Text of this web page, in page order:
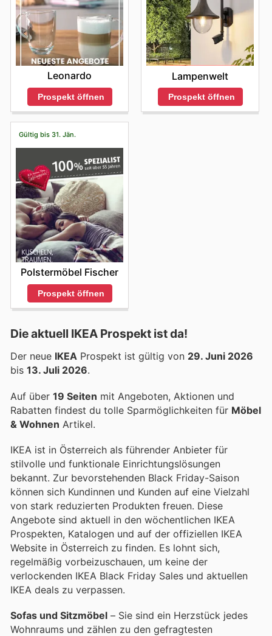
Leonardo
Prospekt öffnen
Lampenwelt
Prospekt öffnen
Gültig bis 31. Jän.
Polstermöbel Fischer
Prospekt öffnen
Die aktuell IKEA Prospekt ist da!
Der neue IKEA Prospekt ist gültig von 29. Juni 2026
bis 13. Juli 2026.
Auf über 19 Seiten mit Angeboten, Aktionen und
Rabatten findest du tolle Sparmöglichkeiten für Möbel
& Wohnen Artikel.
IKEA ist in Österreich als führender Anbieter für
stilvolle und funktionale Einrichtungslösungen
bekannt. Zur bevorstehenden Black Friday-Saison
können sich Kundinnen und Kunden auf eine Vielzahl
von stark reduzierten Produkten freuen. Diese
Angebote sind aktuell in den wöchentlichen IKEA
Prospekten, Katalogen und auf der offiziellen IKEA
Website in Österreich zu finden. Es lohnt sich,
regelmäßig vorbeizuschauen, um keine der
verlockenden IKEA Black Friday Sales und aktuellen
IKEA deals zu verpassen.
Sofas und Sitzmöbel – Sie sind ein Herzstück jedes
Wohnraums und zählen zu den gefragtesten